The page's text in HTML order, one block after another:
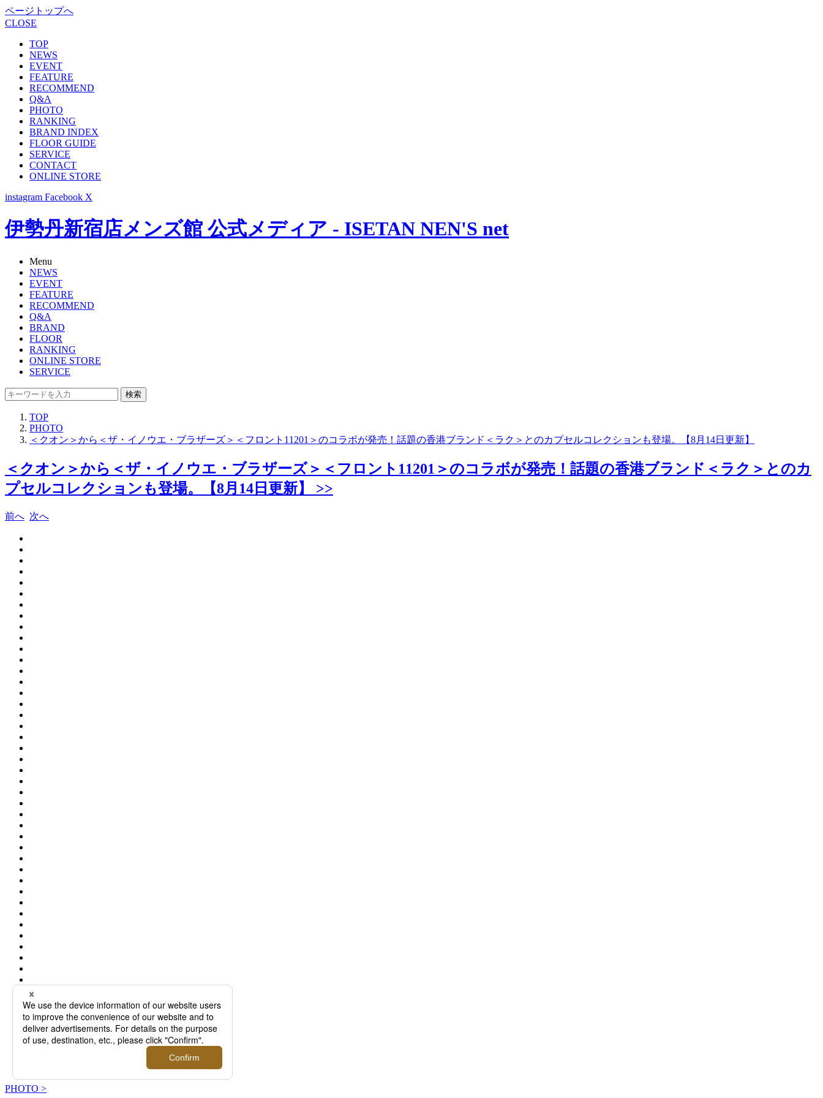
ページトップへ
CLOSE
TOP
NEWS
EVENT
FEATURE
RECOMMEND
Q&A
PHOTO
RANKING
BRAND INDEX
FLOOR GUIDE
SERVICE
CONTACT
ONLINE STORE
instagram Facebook X
伊勢丹新宿店メンズ館 公式メディア - ISETAN NEN'S net
Menu
NEWS
EVENT
FEATURE
RECOMMEND
Q&A
BRAND
FLOOR
RANKING
ONLINE STORE
SERVICE
検索
TOP
PHOTO
＜クオン＞から＜ザ・イノウエ・ブラザーズ＞＜フロント11201＞のコラボが発売！話題の香港ブランド＜ラク＞とのカプセルコレクションも登場。【8月14日更新】
＜クオン＞から＜ザ・イノウエ・ブラザーズ＞＜フロント11201＞のコラボが発売！話題の香港ブランド＜ラク＞とのカ
プセルコレクションも登場。【8月14日更新】 >>
前へ 次へ
PHOTO >